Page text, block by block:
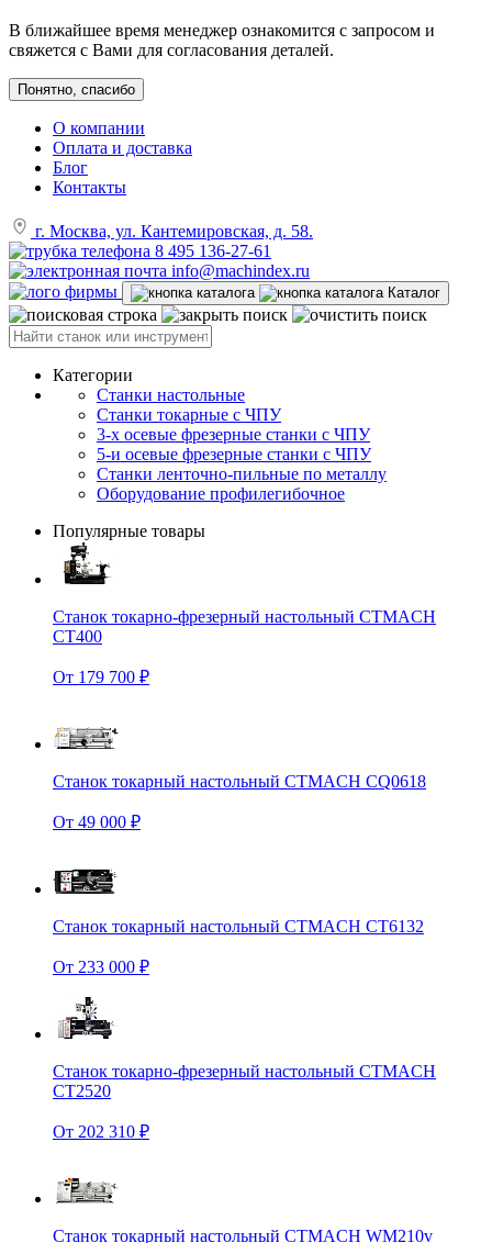
В ближайшее время менеджер ознакомится с запросом и
свяжется с Вами для согласования деталей.
Понятно, спасибо
О компании
Оплата и доставка
Блог
Контакты
г. Москва, ул. Кантемировская, д. 58.
8 495 136-27-61
info@machindex.ru
Каталог
Категории
Станки настольные
Станки токарные с ЧПУ
3-х осевые фрезерные станки с ЧПУ
5-и осевые фрезерные станки с ЧПУ
Станки ленточно-пильные по металлу
Оборудование профилегибочное
Популярные товары
Станок токарно-фрезерный настольный CTMACH
CT400
От 179 700 ₽
Станок токарный настольный CTMACH CQ0618
От 49 000 ₽
Станок токарный настольный CTMACH CT6132
От 233 000 ₽
Станок токарно-фрезерный настольный CTMACH
CT2520
От 202 310 ₽
Станок токарный настольный CTMACH WM210v